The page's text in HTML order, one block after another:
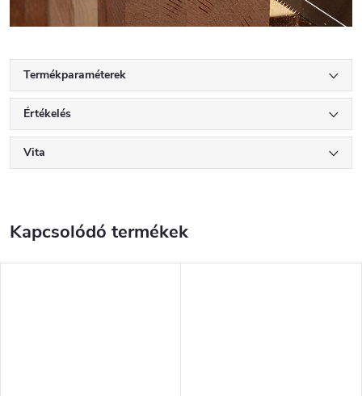
Termékparaméterek
Értékelés
Vita
Kapcsolódó termékek